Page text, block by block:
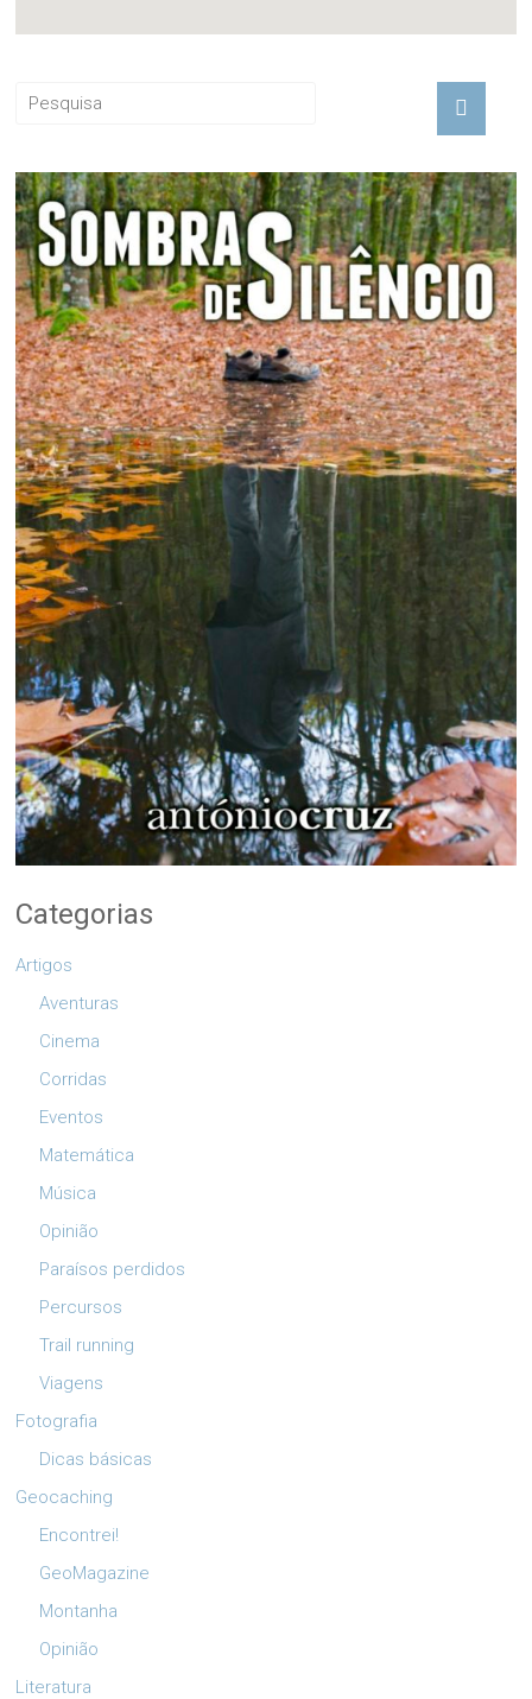
Categorias
Artigos
Aventuras
Cinema
Corridas
Eventos
Matemática
Música
Opinião
Paraísos perdidos
Percursos
Trail running
Viagens
Fotografia
Dicas básicas
Geocaching
Encontrei!
GeoMagazine
Montanha
Opinião
Literatura